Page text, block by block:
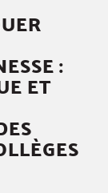
:
ET